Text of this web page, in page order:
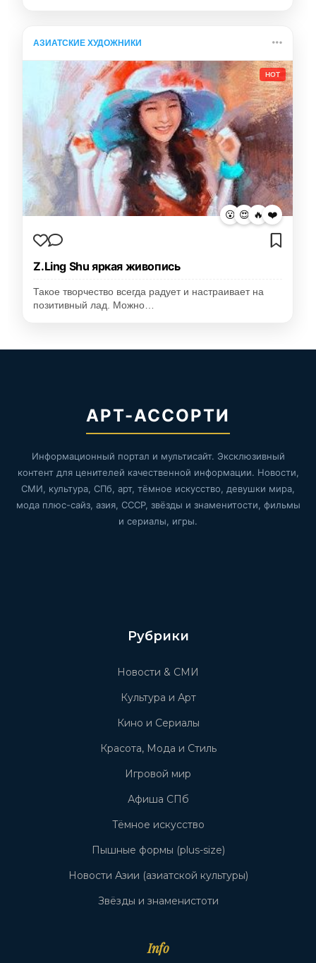
АЗИАТСКИЕ ХУДОЖНИКИ
HOT
😮 😍 🔥 ❤️
Z.Ling Shu яркая живопись
Такое творчество всегда радует и настраивает на
позитивный лад. Можно…
АРТ-АССОРТИ
Информационный портал и мультисайт. Эксклюзивный
контент для ценителей качественной информации. Новости,
СМИ, культура, СПб, арт, тёмное искусство, девушки мира,
мода плюс-сайз, азия, СССР, звёзды и знаменитости, фильмы
и сериалы, игры.
Рубрики
Новости & СМИ
Культура и Арт
Кино и Сериалы
Красота, Мода и Стиль
Игровой мир
Афиша СПб
Тёмное искусство
Пышные формы (plus-size)
Новости Азии (азиатской культуры)
Звёзды и знаменистоти
Info